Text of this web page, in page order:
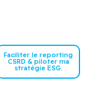
Faciliter le reporting
CSRD & piloter ma
stratégie ESG.